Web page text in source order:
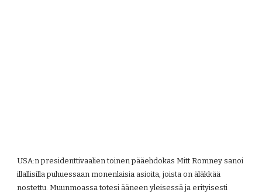
USA:n presidenttivaalien toinen pääehdokas Mitt Romney sanoi
illallisilla puhuessaan monenlaisia asioita, joista on äläkkää
nostettu. Muunmoassa totesi ääneen yleisessä ja erityisesti